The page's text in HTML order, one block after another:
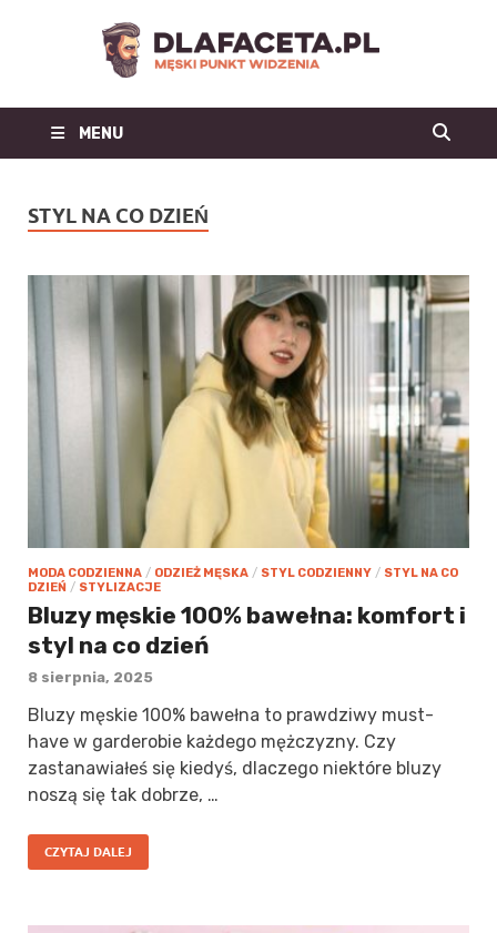
|
MENU
STYL NA CO DZIEŃ
MODA CODZIENNA / ODZIEŻ MĘSKA / STYL CODZIENNY / STYL NA CO
DZIEŃ / STYLIZACJE
Bluzy męskie 100% bawełna: komfort i
styl na co dzień
8 sierpnia, 2025
Bluzy męskie 100% bawełna to prawdziwy must-
have w garderobie każdego mężczyzny. Czy
zastanawiałeś się kiedyś, dlaczego niektóre bluzy
noszą się tak dobrze, …
CZYTAJ DALEJ